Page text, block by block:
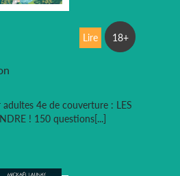
4e de couverture : LES
! 150 questions[...]
Lire 18+